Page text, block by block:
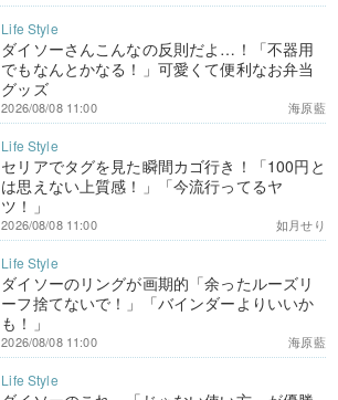
ダイソーさんこんなの反則だよ…！「不器用
でもなんとかなる！」可愛くて便利なお弁当
グッズ
海原藍
2026/08/08 11:00
セリアでタグを見た瞬間カゴ行き！「100円と
は思えない上質感！」「今流行ってるヤ
ツ！」
如月せり
2026/08/08 11:00
ダイソーのリングが画期的「余ったルーズリ
ーフ捨てないで！」「バインダーよりいいか
も！」
海原藍
2026/08/08 11:00